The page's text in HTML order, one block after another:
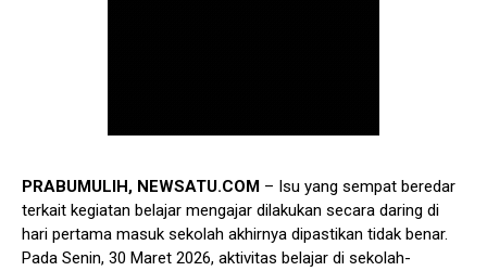
PRABUMULIH, NEWSATU.COM – Isu yang sempat beredar
terkait kegiatan belajar mengajar dilakukan secara daring di
hari pertama masuk sekolah akhirnya dipastikan tidak benar.
Pada Senin, 30 Maret 2026, aktivitas belajar di sekolah-